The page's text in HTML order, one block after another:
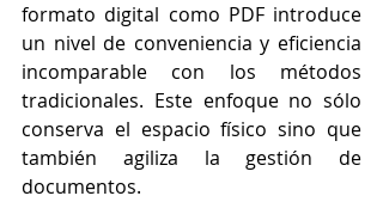
formato digital como PDF introduce
un nivel de conveniencia y eficiencia
incomparable con los métodos
tradicionales. Este enfoque no sólo
conserva el espacio físico sino que
también agiliza la gestión de
documentos.